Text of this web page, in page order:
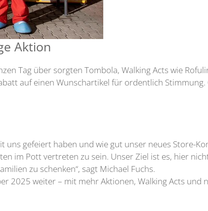
Aktion
Tag über sorgten Tombola, Walking Acts wie
auf einen Wunschartikel für ordentlich
uns gefeiert haben und wie gut unser neues Store-
im Pott vertreten zu sein. Unser Ziel ist es, hier
zu schenken“, sagt Michael Fuchs.
2025 weiter – mit mehr Aktionen, Walking Acts